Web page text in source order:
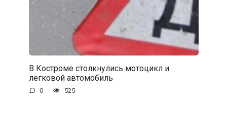
В Костроме столкнулись мотоцикл и
легковой автомобиль
0 525